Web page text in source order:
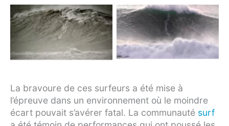
Lucas
“Chumbo”
Chianca
Sebastian
Steudner
La bravoure de ces surfeurs a été mise à
l’épreuve dans un environnement où le moindre
écart pouvait s’avérer fatal. La communauté surf